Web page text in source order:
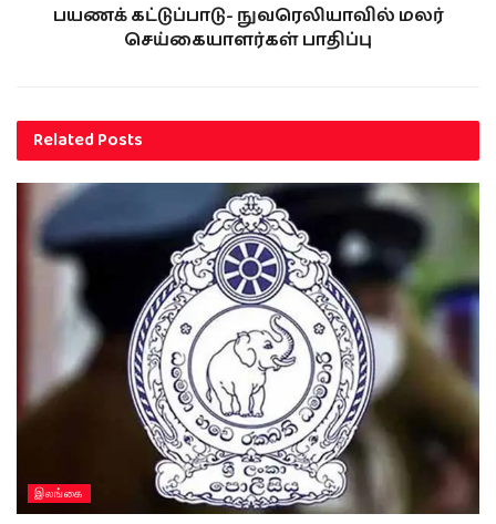
பயணக் கட்டுப்பாடு- நுவரெலியாவில் மலர்
செய்கையாளர்கள் பாதிப்பு
RelatedPosts
இலங்கை